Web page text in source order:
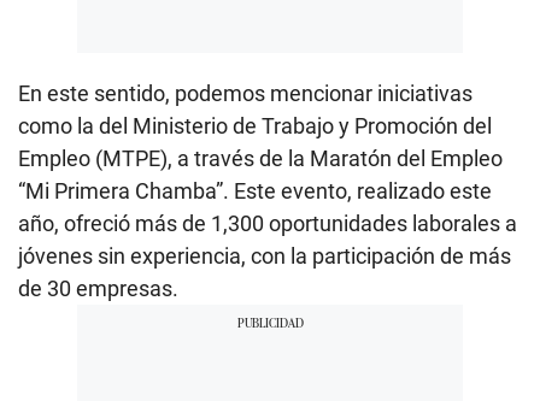
En este sentido, podemos mencionar iniciativas
como la del Ministerio de Trabajo y Promoción del
Empleo (MTPE), a través de la Maratón del Empleo
“Mi Primera Chamba”. Este evento, realizado este
año, ofreció más de 1,300 oportunidades laborales a
jóvenes sin experiencia, con la participación de más
de 30 empresas.